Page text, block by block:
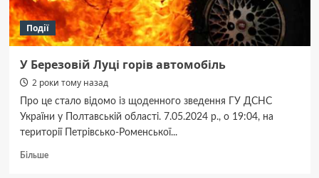
Події
У Березовій Луці горів автомобіль
2 роки тому назад
Про це стало відомо із щоденного зведення ГУ ДСНС
України у Полтавській області. 7.05.2024 р., о 19:04, на
території Петрівсько-Роменської...
БільшеДокладніше